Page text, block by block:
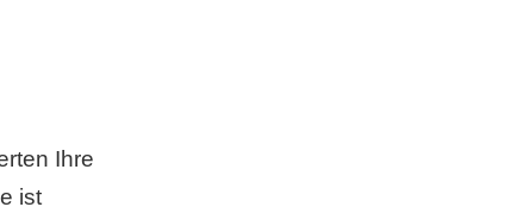
Ihre
ist